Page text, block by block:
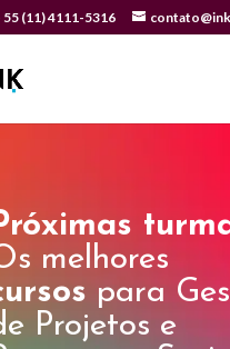
55 (11) 4111-5316
melhores
para
Projetos e